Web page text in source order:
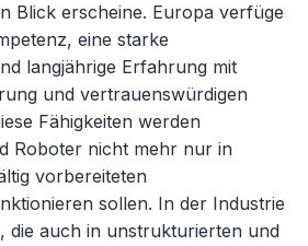
Blick erscheine. Europa verfüge
eine starke
langjährige Erfahrung mit
und vertrauenswürdigen
Fähigkeiten werden
Roboter nicht mehr nur in
vorbereiteten
sollen. In der Industrie
die auch in unstrukturierten und